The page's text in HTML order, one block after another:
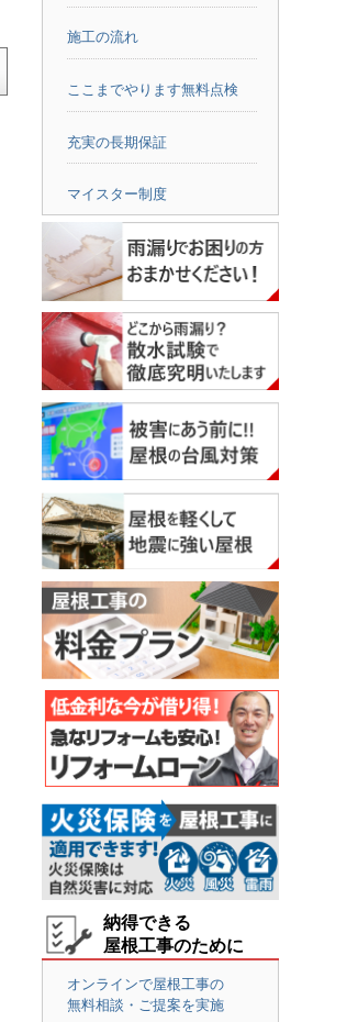
施工の流れ
ここまでやります無料点検
充実の長期保証
マイスター制度
納得できる
屋根工事のために
オンラインで屋根工事の
無料相談・ご提案を実施